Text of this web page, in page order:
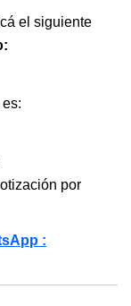
el siguiente
por
: